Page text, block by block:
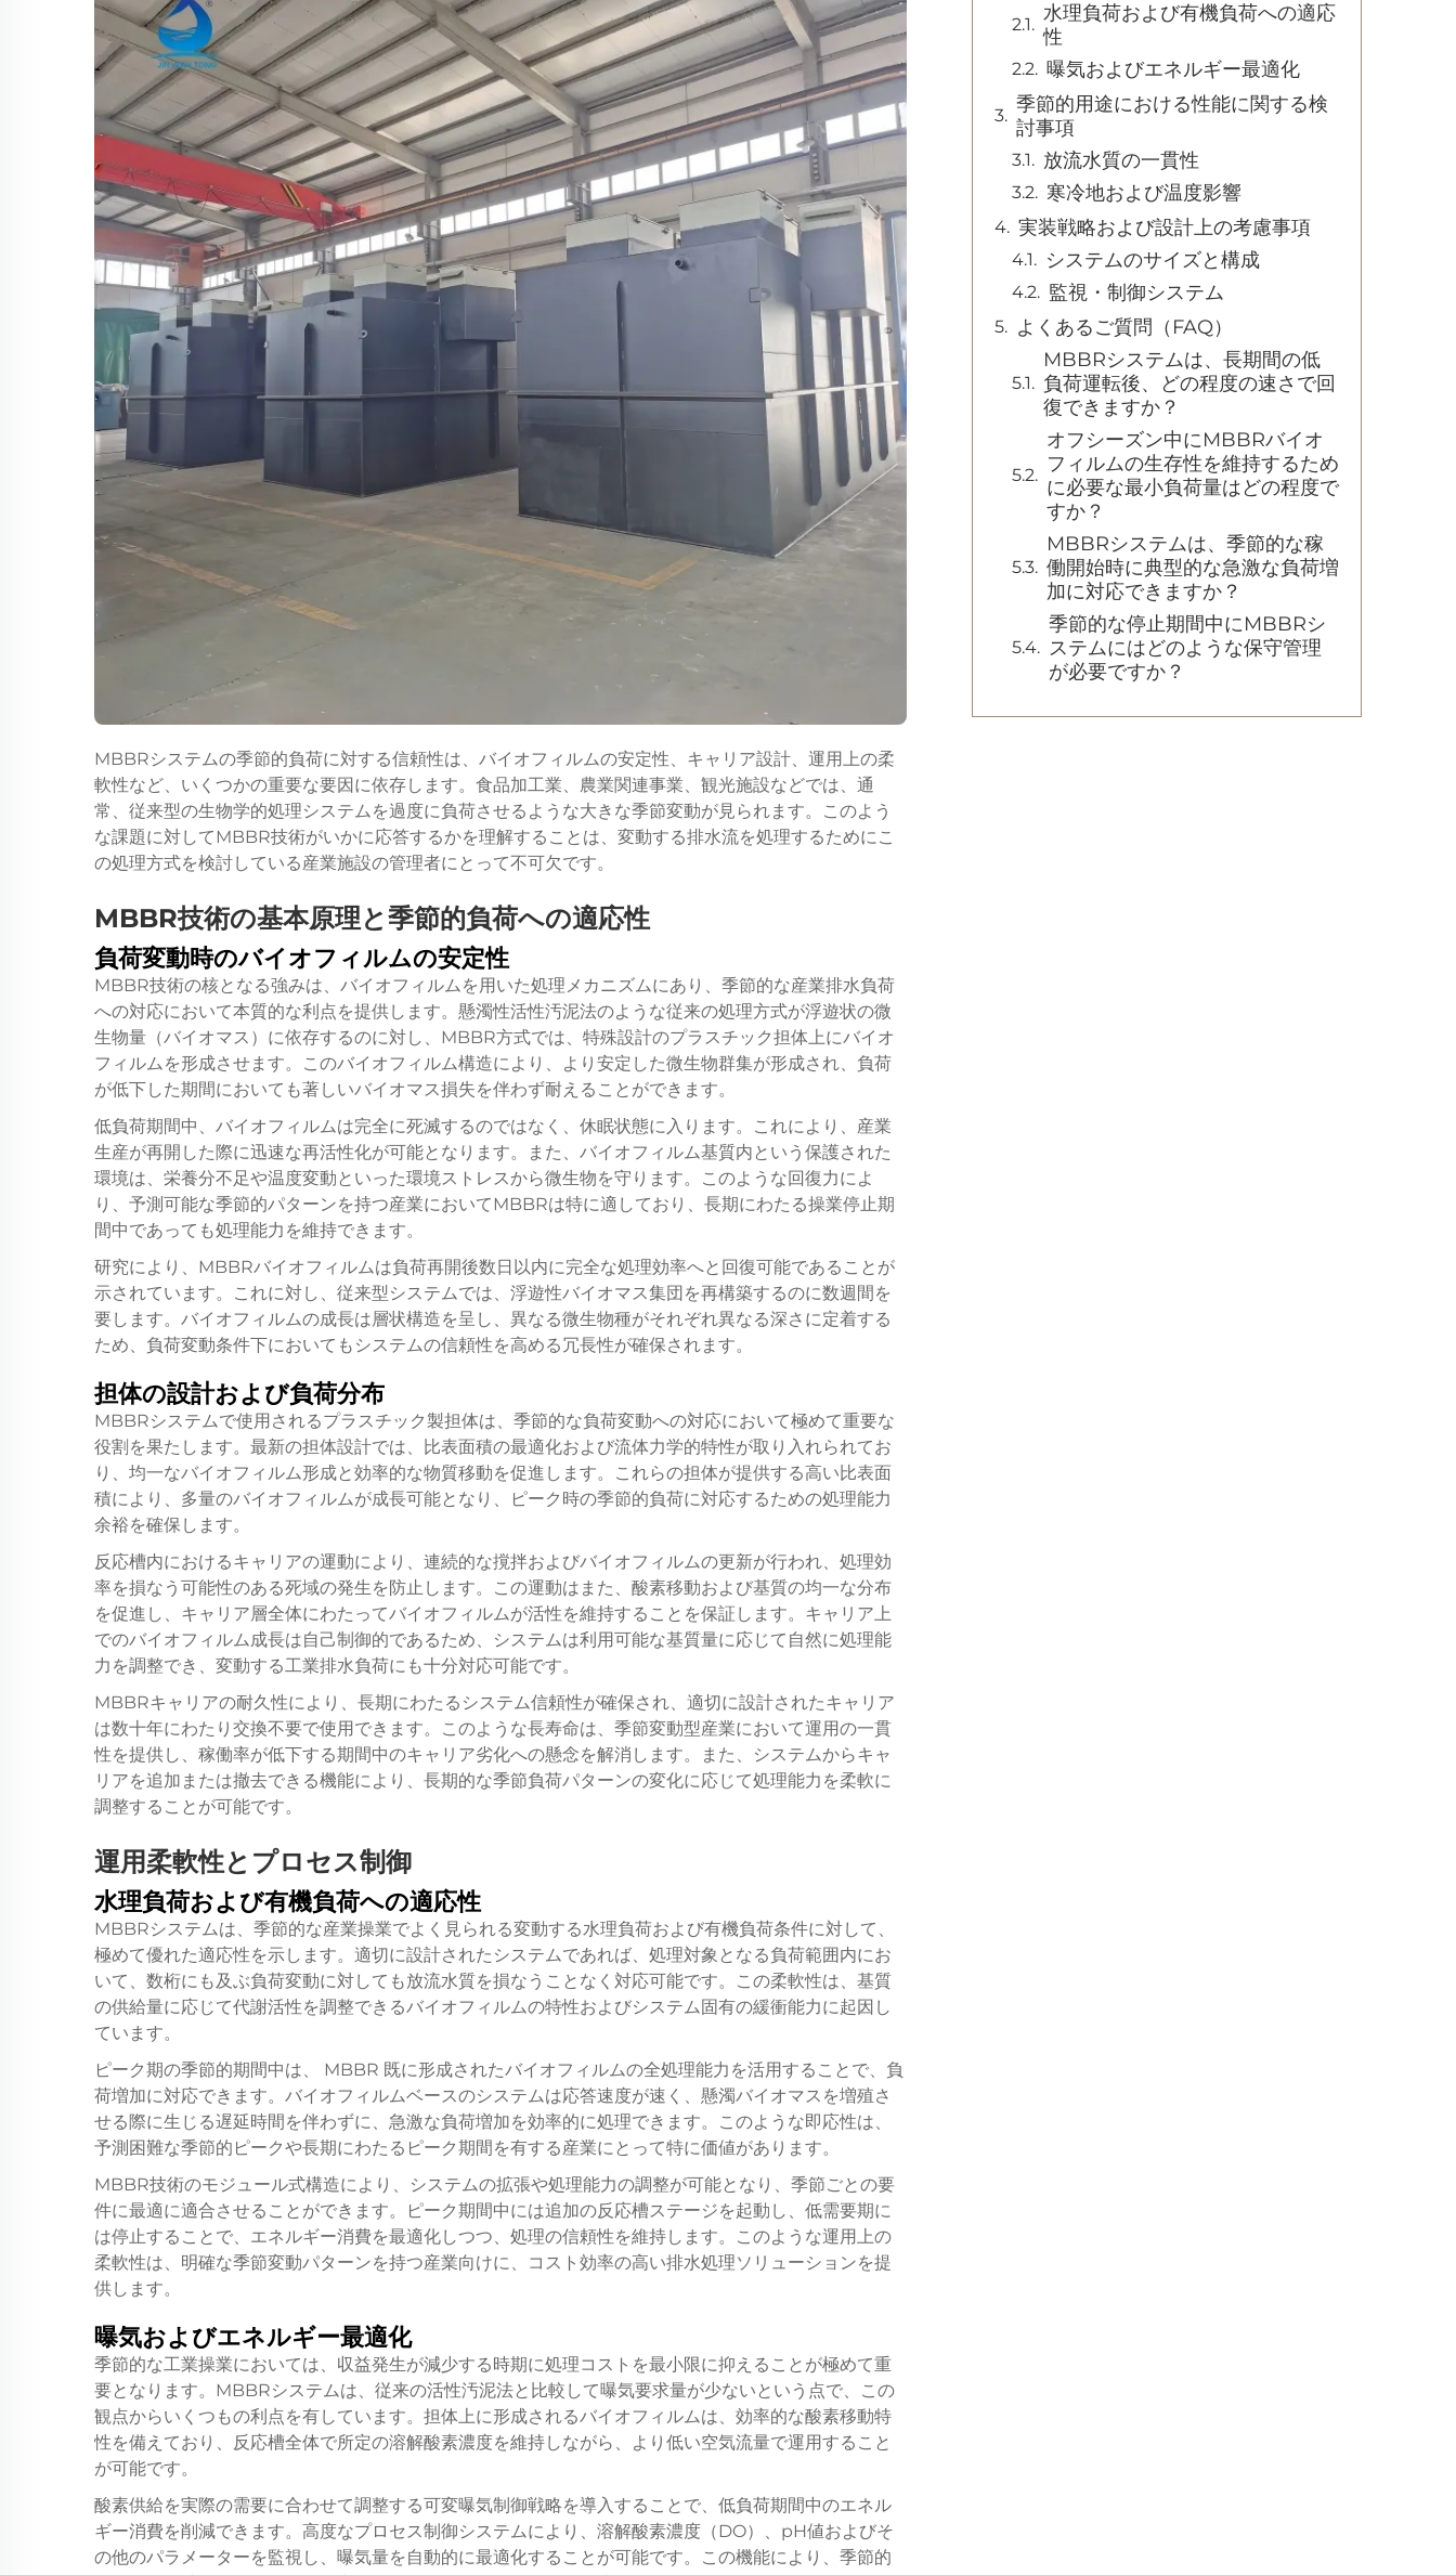
MBBRシステムの季節的負荷に対する信頼性は、バイオフィルムの安定性、キャリア設計、運用上の柔
軟性など、いくつかの重要な要因に依存します。食品加工業、農業関連事業、観光施設などでは、通
常、従来型の生物学的処理システムを過度に負荷させるような大きな季節変動が見られます。このよう
な課題に対してMBBR技術がいかに応答するかを理解することは、変動する排水流を処理するためにこ
の処理方式を検討している産業施設の管理者にとって不可欠です。
MBBR技術の基本原理と季節的負荷への適応性
負荷変動時のバイオフィルムの安定性
MBBR技術の核となる強みは、バイオフィルムを用いた処理メカニズムにあり、季節的な産業排水負荷
への対応において本質的な利点を提供します。懸濁性活性汚泥法のような従来の処理方式が浮遊状の微
生物量（バイオマス）に依存するのに対し、MBBR方式では、特殊設計のプラスチック担体上にバイオ
フィルムを形成させます。このバイオフィルム構造により、より安定した微生物群集が形成され、負荷
が低下した期間においても著しいバイオマス損失を伴わず耐えることができます。
低負荷期間中、バイオフィルムは完全に死滅するのではなく、休眠状態に入ります。これにより、産業
生産が再開した際に迅速な再活性化が可能となります。また、バイオフィルム基質内という保護された
環境は、栄養分不足や温度変動といった環境ストレスから微生物を守ります。このような回復力によ
り、予測可能な季節的パターンを持つ産業においてMBBRは特に適しており、長期にわたる操業停止期
間中であっても処理能力を維持できます。
研究により、MBBRバイオフィルムは負荷再開後数日以内に完全な処理効率へと回復可能であることが
示されています。これに対し、従来型システムでは、浮遊性バイオマス集団を再構築するのに数週間を
要します。バイオフィルムの成長は層状構造を呈し、異なる微生物種がそれぞれ異なる深さに定着する
ため、負荷変動条件下においてもシステムの信頼性を高める冗長性が確保されます。
担体の設計および負荷分布
MBBRシステムで使用されるプラスチック製担体は、季節的な負荷変動への対応において極めて重要な
役割を果たします。最新の担体設計では、比表面積の最適化および流体力学的特性が取り入れられてお
り、均一なバイオフィルム形成と効率的な物質移動を促進します。これらの担体が提供する高い比表面
積により、多量のバイオフィルムが成長可能となり、ピーク時の季節的負荷に対応するための処理能力
余裕を確保します。
反応槽内におけるキャリアの運動により、連続的な撹拌およびバイオフィルムの更新が行われ、処理効
率を損なう可能性のある死域の発生を防止します。この運動はまた、酸素移動および基質の均一な分布
を促進し、キャリア層全体にわたってバイオフィルムが活性を維持することを保証します。キャリア上
でのバイオフィルム成長は自己制御的であるため、システムは利用可能な基質量に応じて自然に処理能
力を調整でき、変動する工業排水負荷にも十分対応可能です。
MBBRキャリアの耐久性により、長期にわたるシステム信頼性が確保され、適切に設計されたキャリア
は数十年にわたり交換不要で使用できます。このような長寿命は、季節変動型産業において運用の一貫
性を提供し、稼働率が低下する期間中のキャリア劣化への懸念を解消します。また、システムからキャ
リアを追加または撤去できる機能により、長期的な季節負荷パターンの変化に応じて処理能力を柔軟に
調整することが可能です。
運用柔軟性とプロセス制御
水理負荷および有機負荷への適応性
MBBRシステムは、季節的な産業操業でよく見られる変動する水理負荷および有機負荷条件に対して、
極めて優れた適応性を示します。適切に設計されたシステムであれば、処理対象となる負荷範囲内にお
いて、数桁にも及ぶ負荷変動に対しても放流水質を損なうことなく対応可能です。この柔軟性は、基質
の供給量に応じて代謝活性を調整できるバイオフィルムの特性およびシステム固有の緩衝能力に起因し
ています。
ピーク期の季節的期間中は、 MBBR 既に形成されたバイオフィルムの全処理能力を活用することで、負
荷増加に対応できます。バイオフィルムベースのシステムは応答速度が速く、懸濁バイオマスを増殖さ
せる際に生じる遅延時間を伴わずに、急激な負荷増加を効率的に処理できます。このような即応性は、
予測困難な季節的ピークや長期にわたるピーク期間を有する産業にとって特に価値があります。
MBBR技術のモジュール式構造により、システムの拡張や処理能力の調整が可能となり、季節ごとの要
件に最適に適合させることができます。ピーク期間中には追加の反応槽ステージを起動し、低需要期に
は停止することで、エネルギー消費を最適化しつつ、処理の信頼性を維持します。このような運用上の
柔軟性は、明確な季節変動パターンを持つ産業向けに、コスト効率の高い排水処理ソリューションを提
供します。
曝気およびエネルギー最適化
季節的な工業操業においては、収益発生が減少する時期に処理コストを最小限に抑えることが極めて重
要となります。MBBRシステムは、従来の活性汚泥法と比較して曝気要求量が少ないという点で、この
観点からいくつもの利点を有しています。担体上に形成されるバイオフィルムは、効率的な酸素移動特
性を備えており、反応槽全体で所定の溶解酸素濃度を維持しながら、より低い空気流量で運用すること
が可能です。
酸素供給を実際の需要に合わせて調整する可変曝気制御戦略を導入することで、低負荷期間中のエネル
ギー消費を削減できます。高度なプロセス制御システムにより、溶解酸素濃度（DO）、pH値およびそ
の他のパラメーターを監視し、曝気量を自動的に最適化することが可能です。この機能により、季節的
水理負荷および有機負荷への適応
性
曝気およびエネルギー最適化
季節的用途における性能に関する検
討事項
放流水質の一貫性
寒冷地および温度影響
実装戦略および設計上の考慮事項
システムのサイズと構成
監視・制御システム
よくあるご質問（FAQ）
MBBRシステムは、長期間の低
負荷運転後、どの程度の速さで回
復できますか？
オフシーズン中にMBBRバイオ
フィルムの生存性を維持するため
に必要な最小負荷量はどの程度で
すか？
MBBRシステムは、季節的な稼
働開始時に典型的な急激な負荷増
加に対応できますか？
季節的な停止期間中にMBBRシ
ステムにはどのような保守管理
が必要ですか？